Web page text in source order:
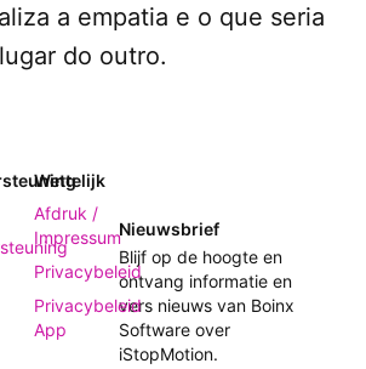
a empatia e o que seria
do outro.
Wettelijk
Afdruk /
Impressum
Privacybeleid
Privacybeleid
App
Nieuwsbrief
Blijf op de hoogte en
ontvang informatie en
vers nieuws van Boinx
Software over
iStopMotion.